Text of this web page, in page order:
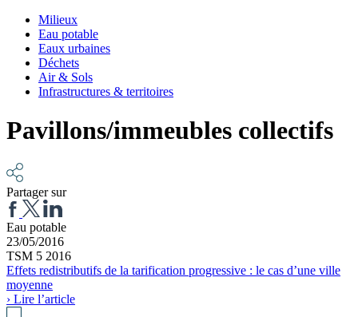
Milieux
Eau potable
Eaux urbaines
Déchets
Air & Sols
Infrastructures & territoires
Pavillons/immeubles collectifs
Partager sur
Eau potable
23/05/2016
TSM 5 2016
Effets redistributifs de la tarification progressive : le cas d’une ville
moyenne
› Lire l’article